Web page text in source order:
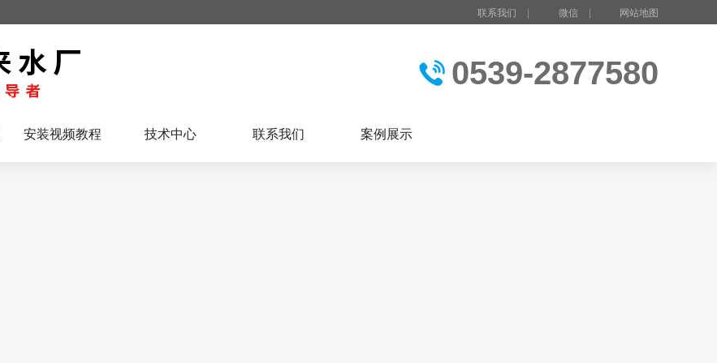
联系我们 | 微信 | 网站地图
0539-2877580
安装视频教程 技术中心 联系我们 案例展示